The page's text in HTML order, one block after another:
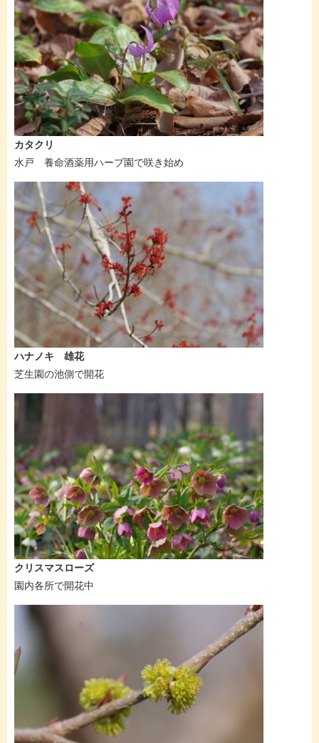
カタクリ
水戸 養命酒薬用ハーブ園で咲き始め
ハナノキ 雄花
芝生園の池側で開花
クリスマスローズ
園内各所で開花中